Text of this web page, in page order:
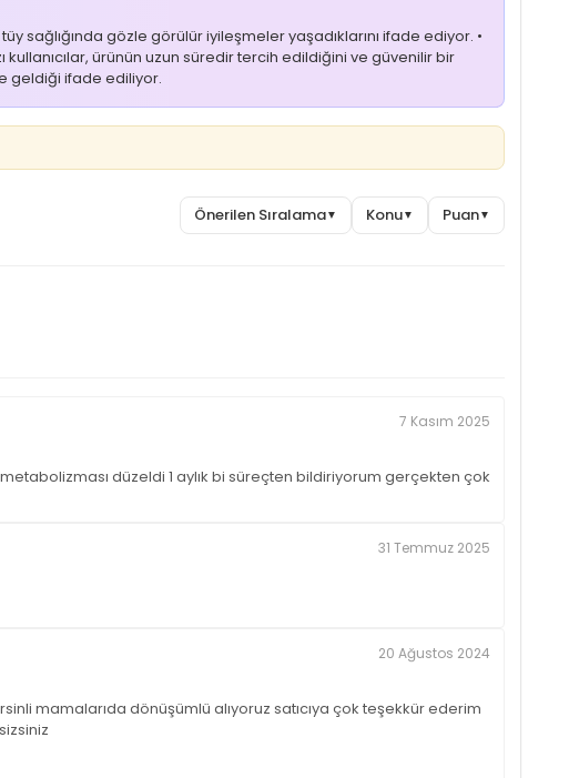
sağlığında gözle görülür iyileşmeler yaşadıklarını ifade ediyor. •
kullanıcılar, ürünün uzun süredir tercih edildiğini ve güvenilir bir
geldiği ifade ediliyor.
Önerilen Sıralama▼ Konu▼ Puan▼
7 Kasım 2025
düzeldi 1 aylık bi süreçten bildiriyorum gerçekten çok
31 Temmuz 2025
20 Ağustos 2024
mamalarıda dönüşümlü alıyoruz satıcıya çok teşekkür ederim